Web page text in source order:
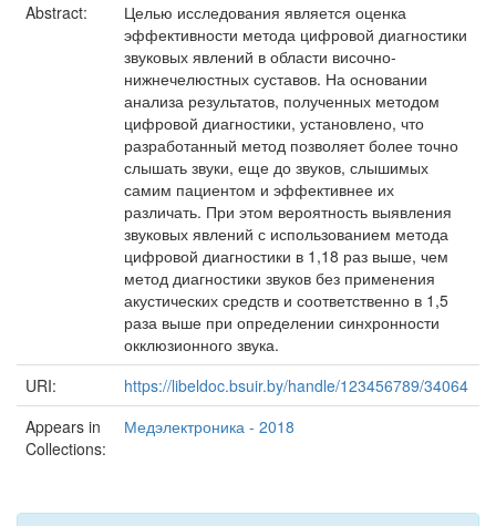
Abstract:
Целью исследования является оценка
эффективности метода цифровой диагностики
звуковых явлений в области височно-
нижнечелюстных суставов. На основании
анализа результатов, полученных методом
цифровой диагностики, установлено, что
разработанный метод позволяет более точно
слышать звуки, еще до звуков, слышимых
самим пациентом и эффективнее их
различать. При этом вероятность выявления
звуковых явлений с использованием метода
цифровой диагностики в 1,18 раз выше, чем
метод диагностики звуков без применения
акустических средств и соответственно в 1,5
раза выше при определении синхронности
окклюзионного звука.
URI:
https://libeldoc.bsuir.by/handle/123456789/34064
Appears in
Collections:
Медэлектроника - 2018